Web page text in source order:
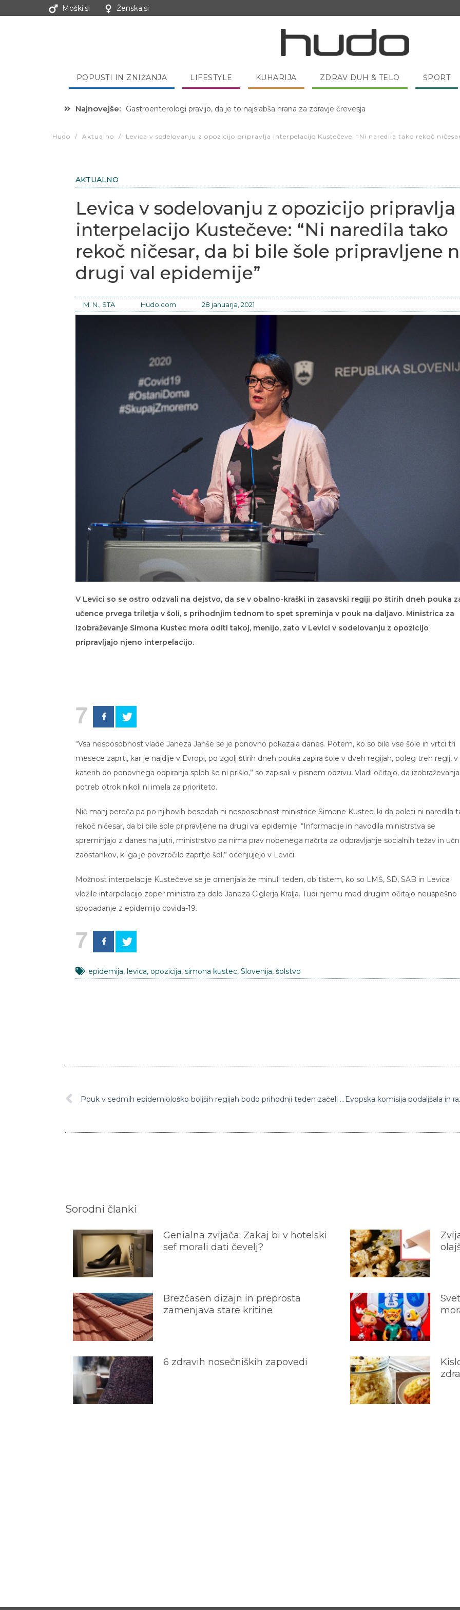
Moški.si Ženska.si
POPUSTI IN ZNIŽANJA LIFESTYLE KUHARIJA ZDRAV DUH & TELO ŠPORT
Najnovejše: Hibernacijska dieta: Zakaj je pred spanjem dobro pojesti žlico medu?
Hudo / Aktualno / Levica v sodelovanju z opozicijo pripravlja interpelacijo Kustečeve: “Ni naredila tako rekoč
AKTUALNO
Levica v sodelovanju z opozicijo pripravlja
interpelacijo Kustečeve: “Ni naredila tako
rekoč ničesar, da bi bile šole pripravljene
drugi val epidemije”
M. N., STA Hudo.com 28 januarja, 2021
V Levici so se ostro odzvali na dejstvo, da se v obalno-kraški in zasavski regiji po štirih dneh pouka
učence prvega triletja v šoli, s prihodnjim tednom to spet spreminja v pouk na daljavo. Ministrica za
izobraževanje Simona Kustec mora oditi takoj, menijo, zato v Levici v sodelovanju z opozicijo
pripravljajo njeno interpelacijo.
7
“Vsa nesposobnost vlade Janeza Janše se je ponovno pokazala danes. Potem, ko so bile vse šole in vrtci tri
mesece zaprti, kar je najdlje v Evropi, po zgolj štirih dneh pouka zapira šole v dveh regijah, poleg treh regij, v
katerih do ponovnega odpiranja sploh še ni prišlo,” so zapisali v pisnem odzivu. Vladi očitajo, da
potreb otrok nikoli ni imela za prioriteto.
Nič manj pereča pa po njihovih besedah ni nesposobnost ministrice Simone Kustec, ki da poleti ni naredila
rekoč ničesar, da bi bile šole pripravljene na drugi val epidemije. “Informacije in navodila ministrstva se
spreminjajo z danes na jutri, ministrstvo pa nima prav nobenega načrta za odpravljanje socialnih težav in
zaostankov, ki ga je povzročilo zaprtje šol,” ocenjujejo v Levici.
Možnost interpelacije Kustečeve se je omenjala že minuli teden, ob tistem, ko so LMŠ, SD, SAB in Levica
vložile interpelacijo zoper ministra za delo Janeza Ciglerja Kralja. Tudi njemu med drugim očitajo neuspešno
spopadanje z epidemijo covida-19.
7
epidemija, levica, opozicija, simona kustec, Slovenija, šolstvo
Pouk v sedmih epidemiološko boljših regijah bodo prihodnji teden začeli v torek, v ponedeljek še testiranje učiteljev in pouk na daljavo
Sorodni članki
Genialna zvijača: Zakaj bi v hotelski
sef morali dati čevelj?
Brezčasen dizajn in preprosta
zamenjava stare kritine
6 zdravih nosečniških zapovedi